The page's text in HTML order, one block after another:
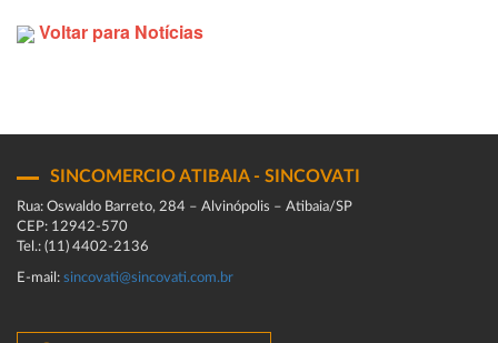
Voltar para Notícias
SINCOMERCIO ATIBAIA - SINCOVATI
Rua: Oswaldo Barreto, 284 – Alvinópolis – Atibaia/SP
CEP: 12942-570
Tel.: (11) 4402-2136
E-mail: sincovati@sincovati.com.br